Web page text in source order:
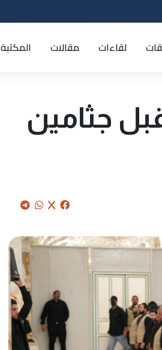
لقاءات مقالات
جثامين